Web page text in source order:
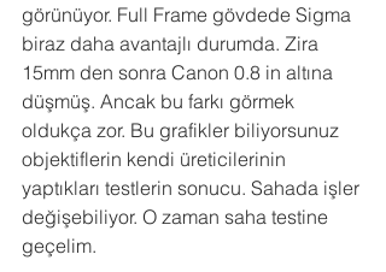
görünüyor. Full Frame gövdede Sigma
biraz daha avantajlı durumda. Zira
15mm den sonra Canon 0.8 in altına
düşmüş. Ancak bu farkı görmek
oldukça zor. Bu grafikler biliyorsunuz
objektiflerin kendi üreticilerinin
yaptıkları testlerin sonucu. Sahada işler
değişebiliyor. O zaman saha testine
geçelim.